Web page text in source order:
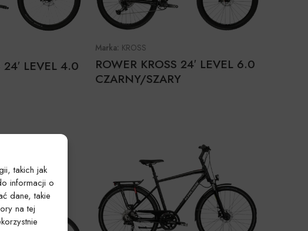
takich jak
informacji o
dane, takie
na tej
24′ LEVEL 4.0
Marka: KROSS
ROWER KROSS 24′ LEVEL 6.0
CZARNY/SZARY